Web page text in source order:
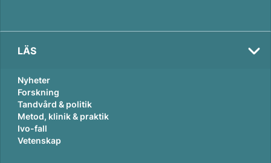
LÄS
Nyheter
Forskning
Tandvård & politik
Metod, klinik & praktik
Ivo-fall
Vetenskap